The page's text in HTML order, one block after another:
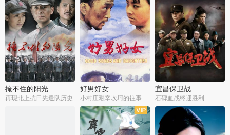
掩不住的阳光
再现北上抗日先遣队历史
好男好女
小村庄艰辛坎坷的往事
宜昌保卫战
石碑血战终迎胜利
全40集 全25集